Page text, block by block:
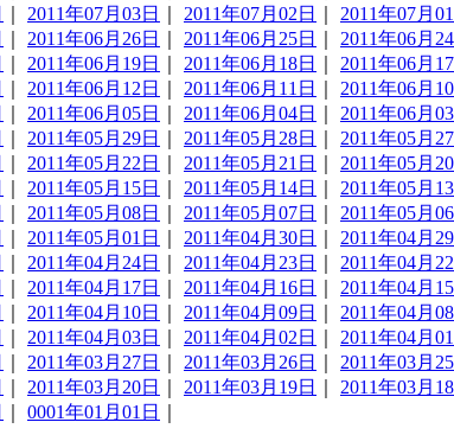
2011年07月03日 2011年07月02日
2011年07月
2011年06月26日 2011年06月25日
2011年06月
2011年06月19日 2011年06月18日
2011年06月
2011年06月12日 2011年06月11日
2011年06月
2011年06月05日 2011年06月04日
2011年06月
2011年05月29日 2011年05月28日
2011年05月
2011年05月22日 2011年05月21日
2011年05月
2011年05月15日 2011年05月14日
2011年05月
2011年05月08日 2011年05月07日
2011年05月
2011年05月01日 2011年04月30日
2011年04月
2011年04月24日 2011年04月23日
2011年04月
2011年04月17日 2011年04月16日
2011年04月
2011年04月10日 2011年04月09日
2011年04月
2011年04月03日 2011年04月02日
2011年04月
2011年03月27日 2011年03月26日
2011年03月
2011年03月20日 2011年03月19日
2011年03月
0001年01月01日